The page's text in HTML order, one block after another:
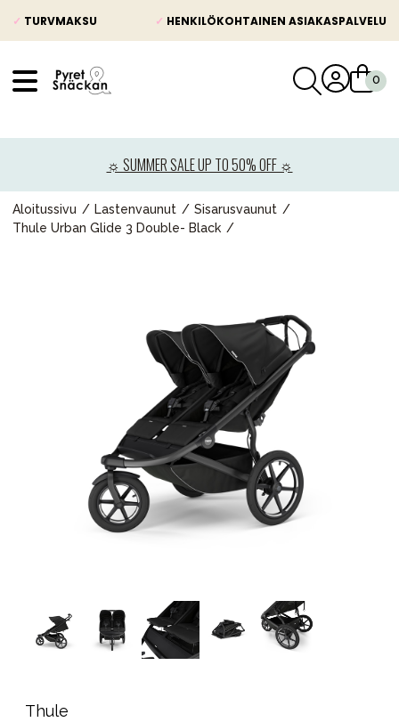
✓ TURVMAKSU ✓ HENKILÖKOHTAINEN ASIAKASPALVELU
☼ SUMMER SALE UP TO 50% OFF ☼
Aloitussivu Lastenvaunut
Sisarusvaunut
Thule Urban Glide 3 Double- Black
Thule
Lastenvaunut
Lasten turvaistuimet
Äiti & Isä
Huonekalut & vuodevaatteet
Tarvikkeet
Varaosat
Kampanjat
Lahjavinkkejä
Suosikit
Aurinko ja uinti